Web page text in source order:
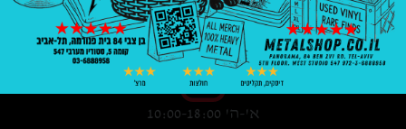
03-6888958
א'-ה' 10:00-18:00